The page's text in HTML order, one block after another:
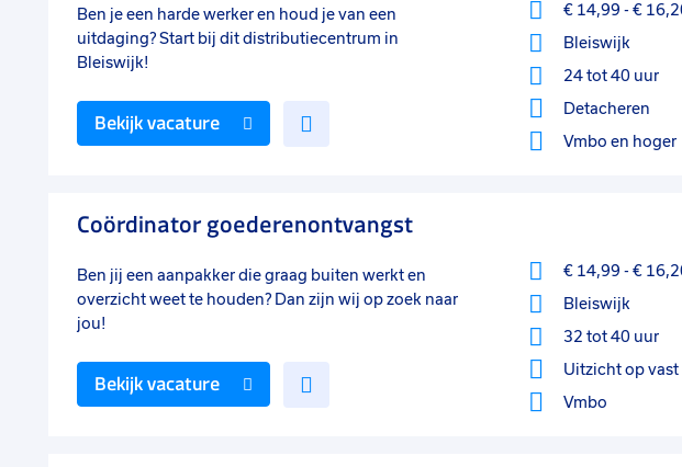
Ben je een harde werker en houd je van een
uitdaging? Start bij dit distributiecentrum in
Bleiswijk!
€ 14,99 - €
Bleiswijk
24 tot 40 uur
Detacheren
Vmbo en hoger
Bekijk vacature
Coördinator goederenontvangst
Ben jij een aanpakker die graag buiten werkt en
overzicht weet te houden? Dan zijn wij op zoek naar
jou!
€ 14,99 - €
Bleiswijk
32 tot 40 uur
Uitzicht op vast
Vmbo
Bekijk vacature